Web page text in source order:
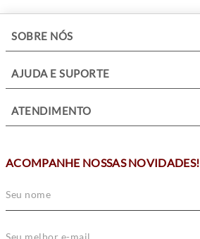
SOBRE NÓS
AJUDA E SUPORTE
ATENDIMENTO
ACOMPANHE NOSSAS NOVIDADES!